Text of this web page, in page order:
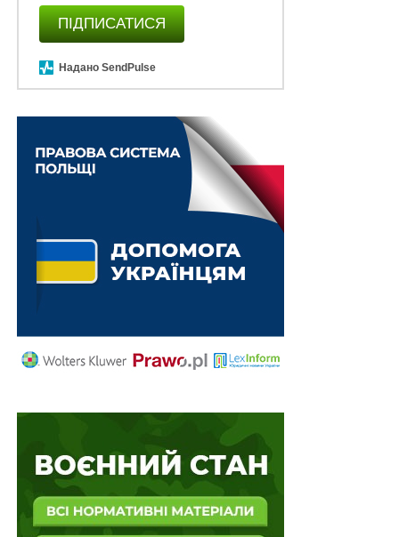
ПІДПИСАТИСЯ
Надано SendPulse